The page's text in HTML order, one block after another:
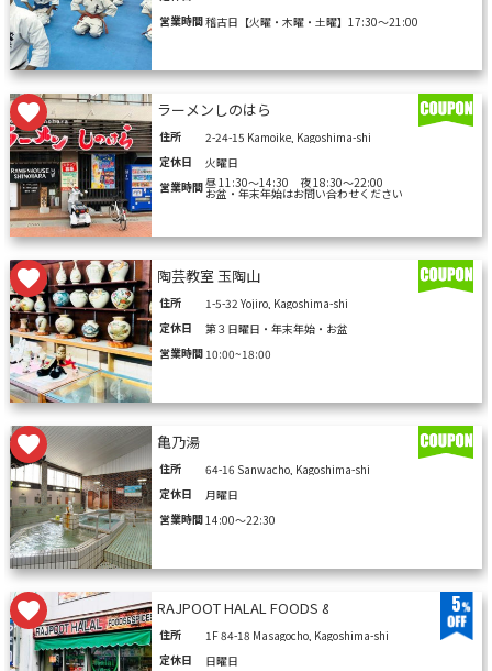
営業時間稽古日【火曜・木曜・土曜】17:30～21:00
ラーメンしのはら
住所
2-24-15 Kamoike, Kagoshima-shi
定休日
火曜日
営業時間昼 11:30～14:30 夜 18:30～22:00
お盆・年末年始はお問い合わせください
陶芸教室 玉陶山
住所
1-5-32 Yojiro, Kagoshima-shi
定休日
第３日曜日・年末年始・お盆
営業時間 10:00~18:00
亀乃湯
住所
64-16 Sanwacho, Kagoshima-shi
定休日
月曜日
営業時間14:00～22:30
5
RAJPOOT HALAL FOODS & SPICES
住所
1F 84-18 Masagocho, Kagoshima-shi
定休日
日曜日